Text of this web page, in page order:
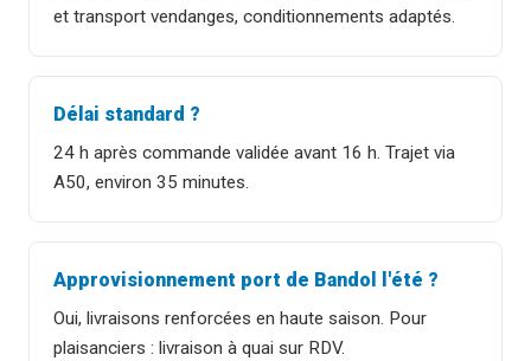
et transport vendanges, conditionnements adaptés.
Délai standard ?
24 h après commande validée avant 16 h. Trajet via
A50, environ 35 minutes.
Approvisionnement port de Bandol l'été ?
Oui, livraisons renforcées en haute saison. Pour
plaisanciers : livraison à quai sur RDV.